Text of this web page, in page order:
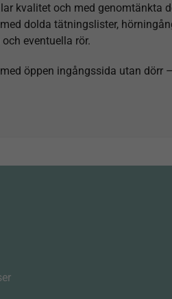
kvalitet och med genomtänkta
dolda tätningslister,
eventuella rör.
öppen ingångssida utan dörr